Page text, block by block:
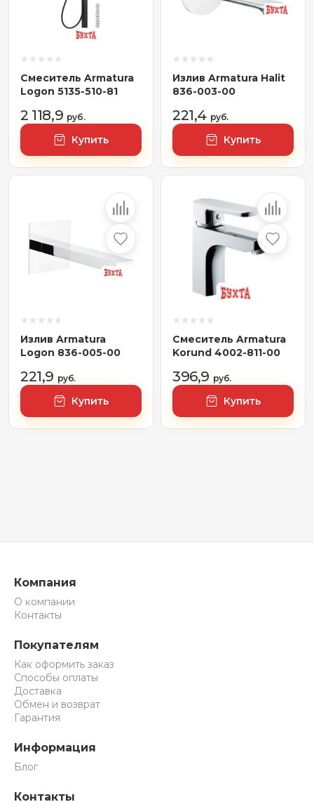
Смеситель Armatura
Logon 5135-510-81
2 118,9 руб.
Купить
Излив Armatura Halit
836-003-00
221,4 руб.
Купить
Излив Armatura
Logon 836-005-00
221,9 руб.
Купить
Смеситель Armatura
Korund 4002-811-00
396,9 руб.
Купить
Компания
О компании
Контакты
Покупателям
Как оформить заказ
Способы оплаты
Доставка
Обмен и возврат
Гарантия
Информация
Блог
Контакты